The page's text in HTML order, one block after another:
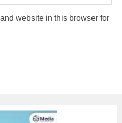
website in this browser for